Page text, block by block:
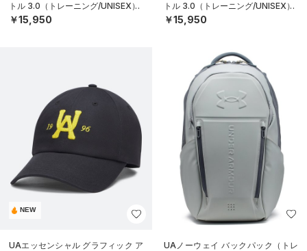
トル 3.0（トレーニング/UNISEX）
￥15,950
トル 3.0（トレーニング/UNISEX）
￥15,950
NEW
UAエッセンシャル グラフィック ア
UAノーウェイ バックパック（トレ